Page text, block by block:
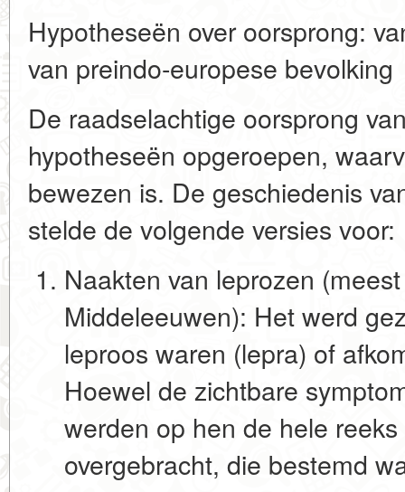
Hypotheseën over oorsprong:
van preindo-europese bevolking
De raadselachtige oorsprong
hypotheseën opgeroepen,
bewezen is. De geschiedenis
stelde de volgende versies voor:
Naakten van leprozen
Middeleeuwen): Het werd
leproos waren (lepra) of
Hoewel de zichtbare
werden op hen de hele
overgebracht, die bestemd